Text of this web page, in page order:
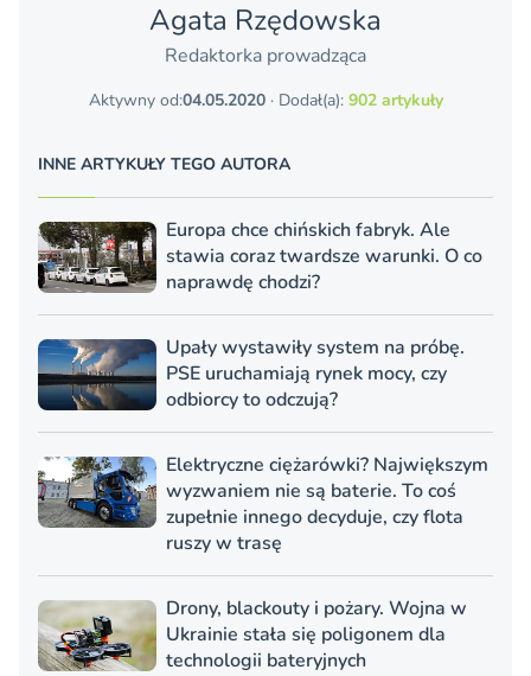
Agata Rzędowska
Redaktorka prowadząca
Aktywny od:04.05.2020· Dodał(a): 902 artykuły
INNE ARTYKUŁY TEGO AUTORA
Europa chce chińskich fabryk. Ale
stawia coraz twardsze warunki. O co
naprawdę chodzi?
Upały wystawiły system na próbę.
PSE uruchamiają rynek mocy, czy
odbiorcy to odczują?
Elektryczne ciężarówki? Największym
wyzwaniem nie są baterie. To coś
zupełnie innego decyduje, czy flota
ruszy w trasę
Drony, blackouty i pożary. Wojna w
Ukrainie stała się poligonem dla
technologii bateryjnych